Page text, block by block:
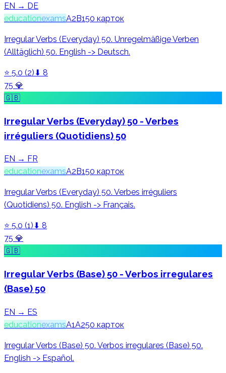
EN → DE
educationexamsA2B150 карток
Irregular Verbs (Everyday) 50. Unregelmäßige Verben
(Alltäglich) 50. English -> Deutsch.
⭐ 5.0 (2) ⬇ 8
75 💎
🇬🇧
Irregular Verbs (Everyday) 50 - Verbes
irréguliers (Quotidiens) 50
EN → FR
educationexamsA2 B150 карток
Irregular Verbs (Everyday) 50. Verbes irréguliers
(Quotidiens) 50. English -> Français.
⭐ 5.0 (1) ⬇ 8
75 💎
🇬🇧
Irregular Verbs (Base) 50 - Verbos irregulares
(Base) 50
EN → ES
educationexamsA1A250 карток
Irregular Verbs (Base) 50. Verbos irregulares (Base) 50.
English -> Español.